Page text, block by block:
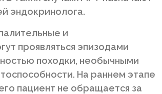
эндокринолога.
и
проявляться эпизодами
походки, необычными
На раннем этапе
пациент не обращается за